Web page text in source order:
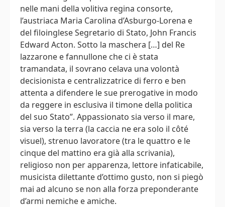
nelle mani della volitiva regina consorte,
l’austriaca Maria Carolina d’Asburgo-Lorena e
del filoinglese Segretario di Stato, John Francis
Edward Acton. Sotto la maschera […] del Re
lazzarone e fannullone che ci è stata
tramandata, il sovrano celava una volontà
decisionista e centralizzatrice di ferro e ben
attenta a difendere le sue prerogative in modo
da reggere in esclusiva il timone della politica
del suo Stato”. Appassionato sia verso il mare,
sia verso la terra (la caccia ne era solo il côté
visuel), strenuo lavoratore (tra le quattro e le
cinque del mattino era già alla scrivania),
religioso non per apparenza, lettore infaticabile,
musicista dilettante d’ottimo gusto, non si piegò
mai ad alcuno se non alla forza preponderante
d’armi nemiche e amiche.